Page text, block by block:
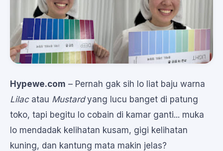
Hypewe.com – Pernah gak sih lo liat baju warna
Lilacatau Mustardyang lucu banget di patung
toko, tapi begitu lo cobain di kamar ganti... muka
lo mendadak kelihatan kusam, gigi kelihatan
kuning, dan kantung mata makin jelas?